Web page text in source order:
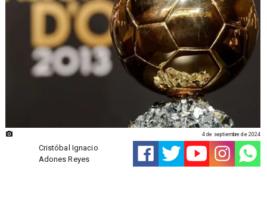
Cristóbal Ignacio
Adones Reyes
4 de septiembre de 2024